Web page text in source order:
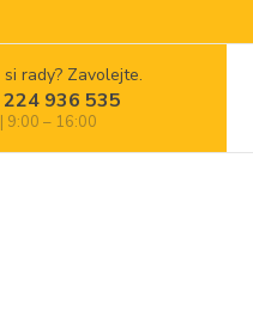
rady? Zavolejte.
936 535
9:00 – 16:00